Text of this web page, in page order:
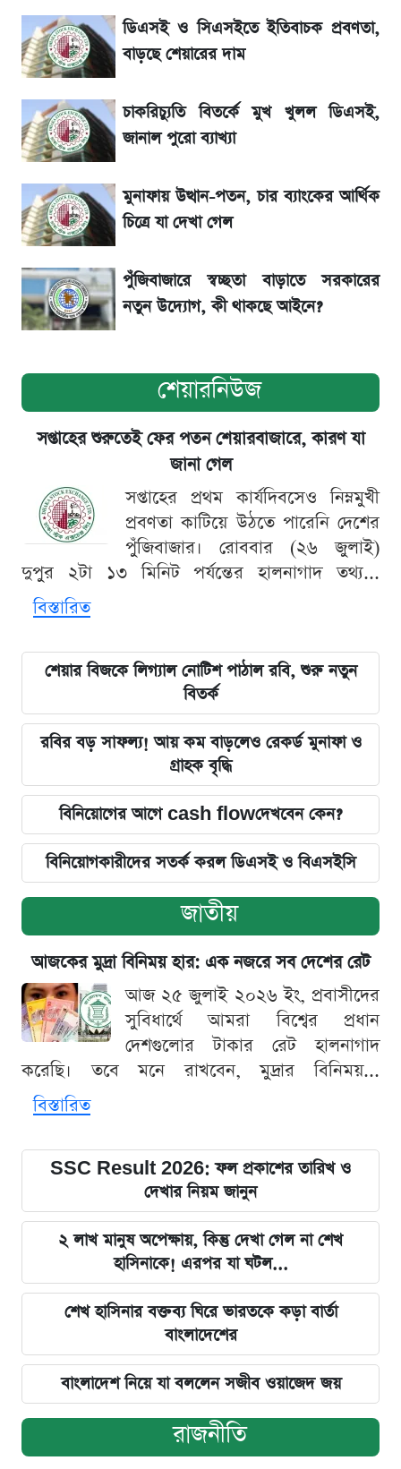
ফারহানা
লাফিয়ে বাড়ল স্বর্ণের দাম, এক মাসের মধ্যে সর্বোচ্চ
রেকর্ড
৬ আগস্ট দেশের বাজারে স্বর্ণের দাম
শেখ হাসিনার বক্তব্য ঘিরে ভারতকে কড়া বার্তা
বাংলাদেশের
ডিএসই ও সিএসইতে ইতিবাচক প্রবণতা,
বাড়ছে শেয়ারের দাম
চাকরিচ্যুতি বিতর্কে মুখ খুলল ডিএসই,
জানাল পুরো ব্যাখ্যা
মুনাফায় উত্থান-পতন, চার ব্যাংকের আর্থিক
চিত্রে যা দেখা গেল
পুঁজিবাজারে স্বচ্ছতা বাড়াতে সরকারের
নতুন উদ্যোগ, কী থাকছে আইনে?
শেয়ারনিউজ
সপ্তাহের শুরুতেই ফের পতন শেয়ারবাজারে, কারণ যা
জানা গেল
সপ্তাহের প্রথম কার্যদিবসেও নিম্নমুখী
প্রবণতা কাটিয়ে উঠতে পারেনি দেশের
পুঁজিবাজার। রোববার (২৬ জুলাই)
দুপুর ২টা ১৩ মিনিট পর্যন্তের হালনাগাদ তথ্য...
বিস্তারিত
শেয়ার বিজকে লিগ্যাল নোটিশ পাঠাল রবি, শুরু নতুন
বিতর্ক
রবির বড় সাফল্য! আয় কম বাড়লেও রেকর্ড মুনাফা ও
গ্রাহক বৃদ্ধি
বিনিয়োগের আগে cash flowদেখবেন কেন?
বিনিয়োগকারীদের সতর্ক করল ডিএসই ও বিএসইসি
জাতীয়
আজকের মুদ্রা বিনিময় হার: এক নজরে সব দেশের রেট
আজ ২৫ জুলাই ২০২৬ ইং, প্রবাসীদের
সুবিধার্থে আমরা বিশ্বের প্রধান
দেশগুলোর টাকার রেট হালনাগাদ
করেছি। তবে মনে রাখবেন, মুদ্রার বিনিময়...
বিস্তারিত
SSC Result 2026: ফল প্রকাশের তারিখ ও
দেখার নিয়ম জানুন
২ লাখ মানুষ অপেক্ষায়, কিন্তু দেখা গেল না শেখ
হাসিনাকে! এরপর যা ঘটল...
শেখ হাসিনার বক্তব্য ঘিরে ভারতকে কড়া বার্তা
বাংলাদেশের
বাংলাদেশ নিয়ে যা বললেন সজীব ওয়াজেদ জয়
রাজনীতি